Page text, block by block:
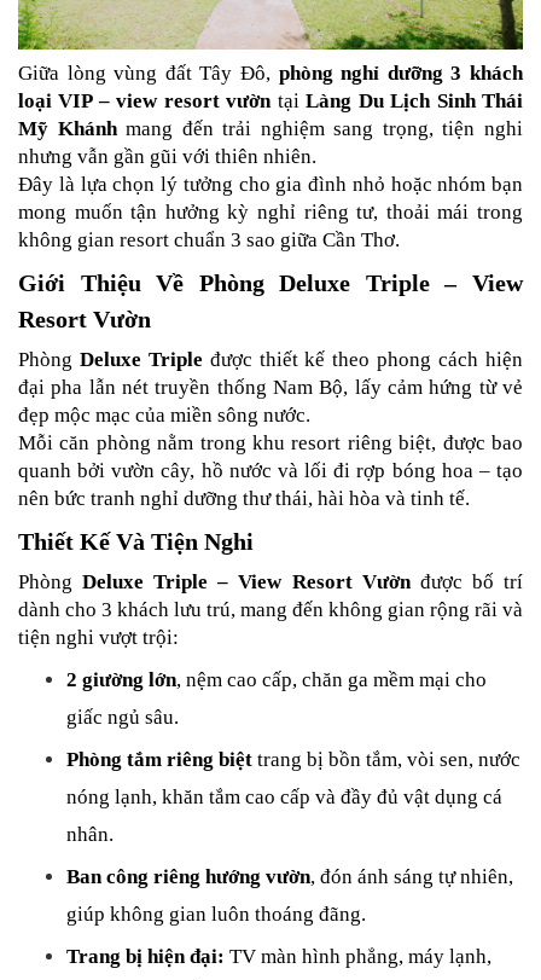
Giữa lòng vùng đất Tây Đô, phòng nghỉ dưỡng 3 khách
loại VIP – view resort vườn tại Làng Du Lịch Sinh Thái
Mỹ Khánh mang đến trải nghiệm sang trọng, tiện nghi
nhưng vẫn gần gũi với thiên nhiên.
Đây là lựa chọn lý tưởng cho gia đình nhỏ hoặc nhóm bạn
mong muốn tận hưởng kỳ nghỉ riêng tư, thoải mái trong
không gian resort chuẩn 3 sao giữa Cần Thơ.
Giới Thiệu Về Phòng Deluxe Triple – View
Resort Vườn
Phòng Deluxe Triple được thiết kế theo phong cách hiện
đại pha lẫn nét truyền thống Nam Bộ, lấy cảm hứng từ vẻ
đẹp mộc mạc của miền sông nước.
Mỗi căn phòng nằm trong khu resort riêng biệt, được bao
quanh bởi vườn cây, hồ nước và lối đi rợp bóng hoa – tạo
nên bức tranh nghỉ dưỡng thư thái, hài hòa và tinh tế.
Thiết Kế Và Tiện Nghi
Phòng Deluxe Triple – View Resort Vườn được bố trí
dành cho 3 khách lưu trú, mang đến không gian rộng rãi và
tiện nghi vượt trội:
2 giường lớn, nệm cao cấp, chăn ga mềm mại cho
giấc ngủ sâu.
Phòng tắm riêng biệt trang bị bồn tắm, vòi sen, nước
nóng lạnh, khăn tắm cao cấp và đầy đủ vật dụng cá
nhân.
Ban công riêng hướng vườn, đón ánh sáng tự nhiên,
giúp không gian luôn thoáng đãng.
Trang bị hiện đại: TV màn hình phẳng, máy lạnh,